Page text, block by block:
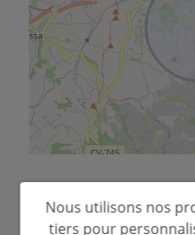
Nous utilisons nos
tiers pour